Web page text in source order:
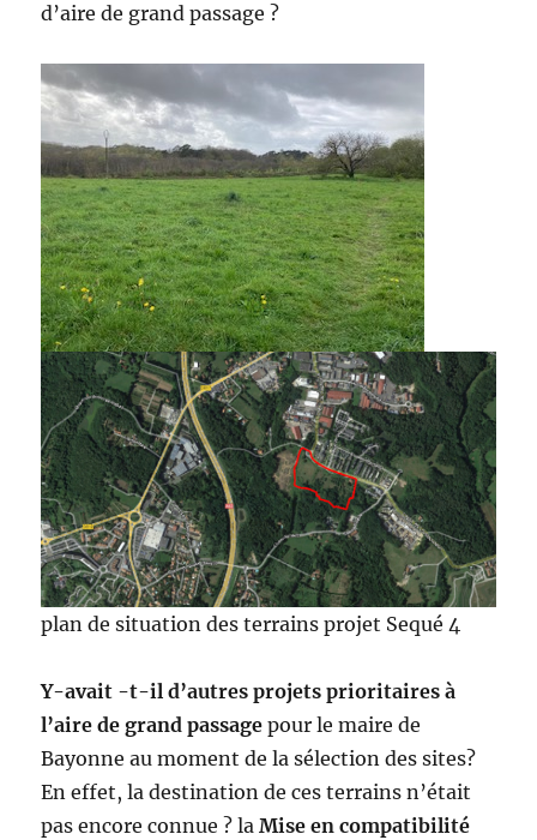
d’aire de grand passage ?
plan de situation des terrains projet Sequé 4
Y-avait -t-il d’autres projets prioritaires à
l’aire de grand passage pour le maire de
Bayonne au moment de la sélection des sites?
En effet, la destination de ces terrains n’était
pas encore connue ? laMise en compatibilité